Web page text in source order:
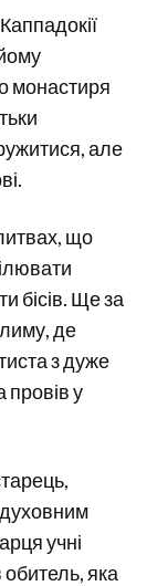
монастиря
але
що
бісів. Ще за
де
з дуже
провів у
учні
яка